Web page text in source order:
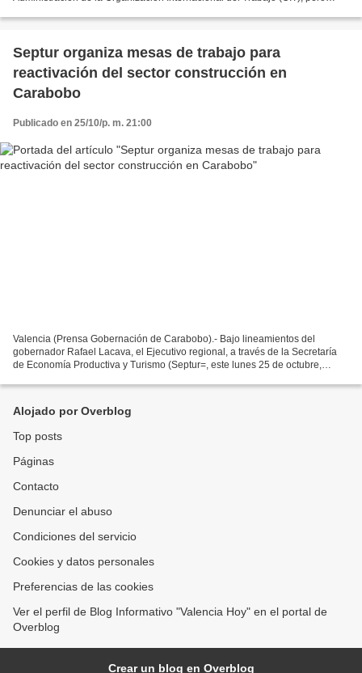
Septur organiza mesas de trabajo para
reactivación del sector construcción en
Carabobo
Publicado en 25/10/p. m. 21:00
Valencia (Prensa Gobernación de Carabobo).- Bajo lineamientos del
gobernador Rafael Lacava, el Ejecutivo regional, a través de la Secretaría
de Economía Productiva y Turismo (Septur=, este lunes 25 de octubre,
Alojado por Overblog
Top posts
Páginas
Contacto
Denunciar el abuso
Condiciones del servicio
Cookies y datos personales
Preferencias de las cookies
Ver el perfil de Blog Informativo "Valencia Hoy" en el portal de
Overblog
Crear un blog en Overblog